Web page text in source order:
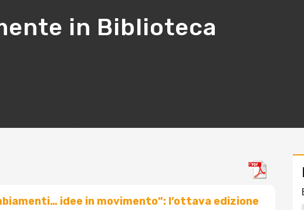
in Biblioteca
idee in movimento”: l’ottava edizione